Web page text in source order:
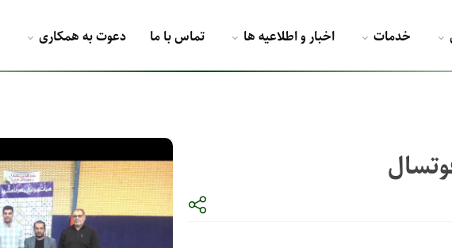
خدمات اخبار و اطلاعیه ها تماس با ما دعوت به همکاری